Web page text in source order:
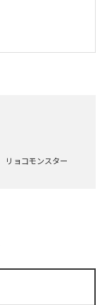
リョコモンスター